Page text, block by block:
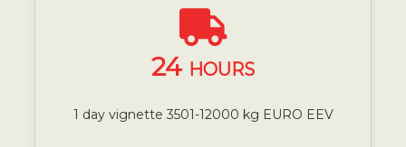
24 HOURS
1 day vignette 3501-12000 kg EURO EEV